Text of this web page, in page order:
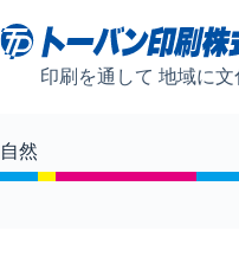
ン
テ
ス
キ
印刷を通して 地域に文
自然